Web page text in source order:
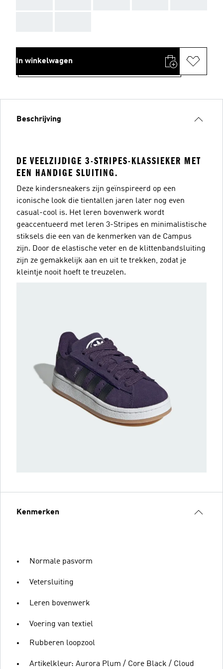
In winkelwagen
Beschrijving
DE VEELZIJDIGE 3-STRIPES-KLASSIEKER MET
EEN HANDIGE SLUITING.
Deze kindersneakers zijn geïnspireerd op een
iconische look die tientallen jaren later nog even
casual-cool is. Het leren bovenwerk wordt
geaccentueerd met leren 3-Stripes en minimalistische
stiksels die een van de kenmerken van de Campus
zijn. Door de elastische veter en de klittenbandsluiting
zijn ze gemakkelijk aan en uit te trekken, zodat je
kleintje nooit hoeft te treuzelen.
Kenmerken
Normale pasvorm
Vetersluiting
Leren bovenwerk
Voering van textiel
Rubberen loopzool
Artikelkleur: Aurora Plum / Core Black / Cloud